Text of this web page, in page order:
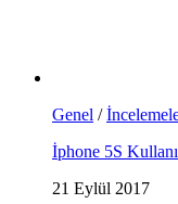
Genel /
İphone 5S
21 Eylül 2017